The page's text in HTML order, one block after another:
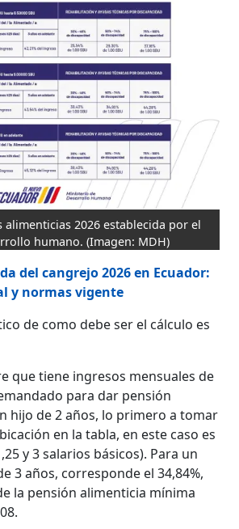
alimenticias 2026 establecida por el
humano.(Imagen: MDH)
del cangrejo 2026 en Ecuador:
y normas vigente
de como debe ser el cálculo es
que tiene ingresos mensuales de
para dar pensión
hijo de 2 años, lo primero a tomar
en la tabla, en este caso es
y 3 salarios básicos). Para un
3 años, corresponde el 34,84%,
la pensión alimenticia mínima